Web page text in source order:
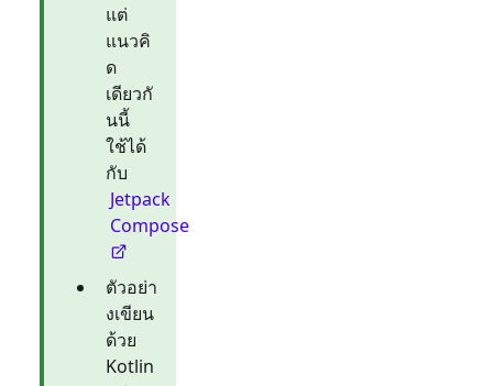
แต่
แนวคิ
ด
เดียวกั
นนี้
ใช้ได้
กับ
Jetpack
Compose
ตัวอย่า
งเขียน
ด้วย
Kotlin